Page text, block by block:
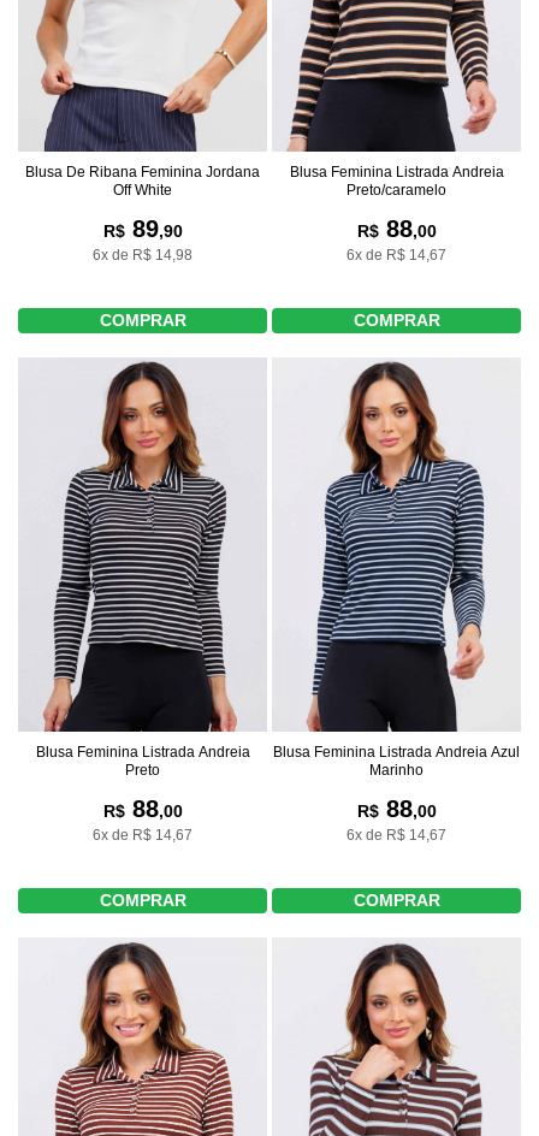
Blusa De Ribana Feminina Jordana
Off White
R$89,90
6x de R$ 14,98
COMPRAR
Blusa Feminina Listrada Andreia
Preto/caramelo
R$88,00
6x de R$ 14,67
COMPRAR
Blusa Feminina Listrada Andreia
Preto
R$88,00
6x de R$ 14,67
COMPRAR
Blusa Feminina Listrada Andreia Azul
Marinho
R$88,00
6x de R$ 14,67
COMPRAR